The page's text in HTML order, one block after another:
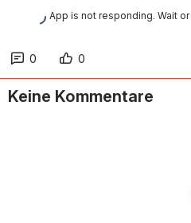
App is not responding. Wait or
0 0
Keine Kommentare